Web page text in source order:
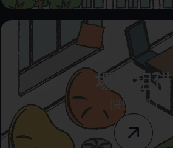
場地租借
快速便利